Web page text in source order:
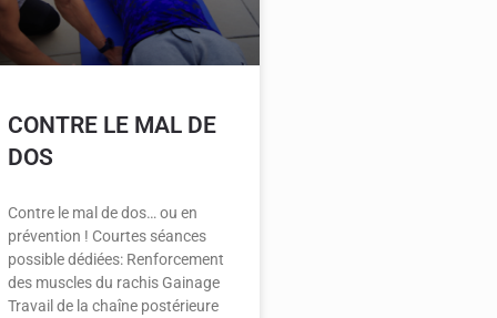
CONTRE LE MAL DE
DOS
Contre le mal de dos… ou en
prévention ! Courtes séances
possible dédiées: Renforcement
des muscles du rachis Gainage
Travail de la chaîne postérieure